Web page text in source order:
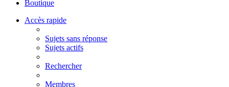
Boutique
Accès rapide
Sujets sans réponse
Sujets actifs
Rechercher
Membres